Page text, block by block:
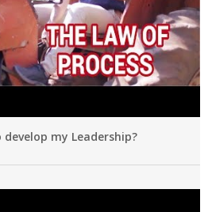
my Leadership?